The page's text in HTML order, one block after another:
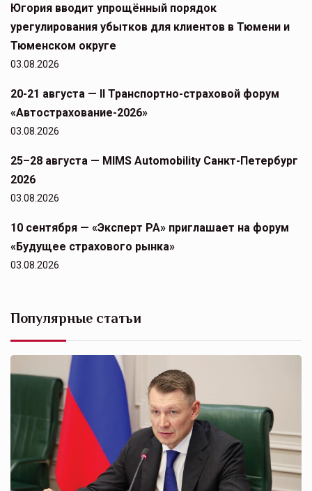
Югория вводит упрощённый порядок
урегулирования убытков для клиентов в Тюмени и
Тюменском округе
03.08.2026
20-21 августа — II Транспортно-страховой форум
«Автострахование-2026»
03.08.2026
25–28 августа — MIMS Automobility Санкт-Петербург
2026
03.08.2026
10 сентября — «Эксперт РА» приглашает на форум
«Будущее страхового рынка»
03.08.2026
Популярные статьи